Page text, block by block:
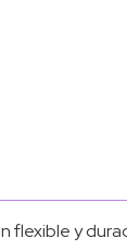
flexible y